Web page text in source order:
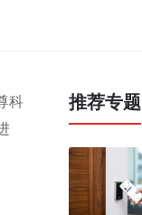
科
推荐专题